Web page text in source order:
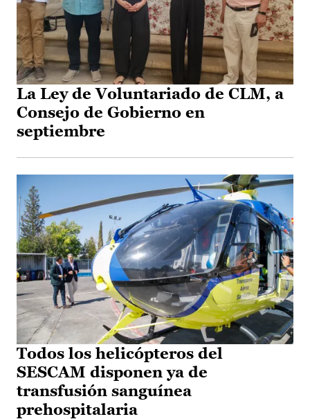
La Ley de Voluntariado de CLM, a
Consejo de Gobierno en
septiembre
Todos los helicópteros del
SESCAM disponen ya de
transfusión sanguínea
prehospitalaria